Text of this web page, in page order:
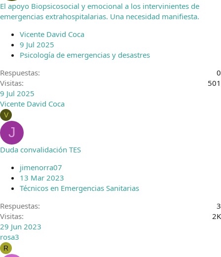
El apoyo Biopsicosocial y emocional a los intervinientes de
emergencias extrahospitalarias. Una necesidad manifiesta.
Vicente David Coca
9 Jul 2025
Psicología de emergencias y desastres
Respuestas
0
Visitas
501
9 Jul 2025
Vicente David Coca
V
J
Duda convalidación TES
jimenorra07
13 Mar 2023
Técnicos en Emergencias Sanitarias
Respuestas
3
Visitas
2K
29 Jun 2023
rosa3
R